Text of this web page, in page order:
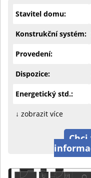
Stavitel domu:
Konstrukční systém:
Provedení:
Dispozice:
Energetický std.:
↓ zobrazit více
Chci